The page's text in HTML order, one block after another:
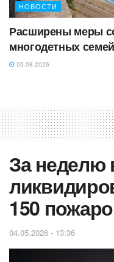
НОВОСТИ
Расширены меры
многодетных семей
05.08.2026
За неделю
150
04.05.2026 - 13:36